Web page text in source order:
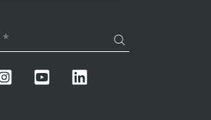
*